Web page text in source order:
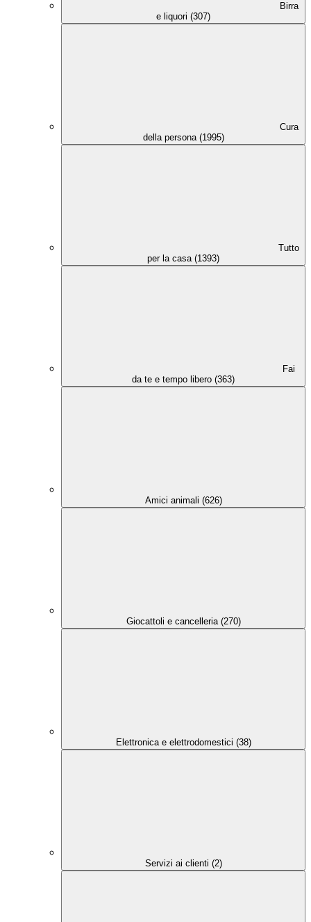
Birra
e liquori (307)
Cura
della persona (1995)
Tutto
per la casa (1393)
Fai
da te e tempo libero (363)
Amici animali (626)
Giocattoli e cancelleria (270)
Elettronica e elettrodomestici (38)
Servizi ai clienti (2)